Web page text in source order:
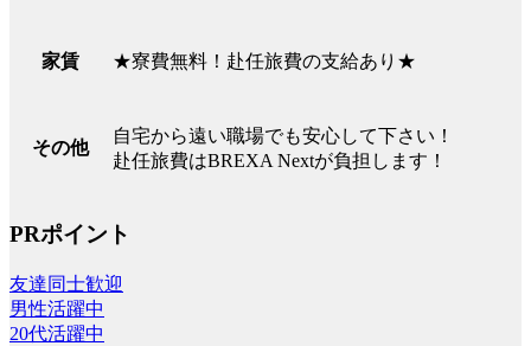
家賃 ★寮費無料！赴任旅費の支給あり★
その他
自宅から遠い職場でも安心して下さい！
赴任旅費はBREXA Nextが負担します！
PRポイント
友達同士歓迎
男性活躍中
20代活躍中